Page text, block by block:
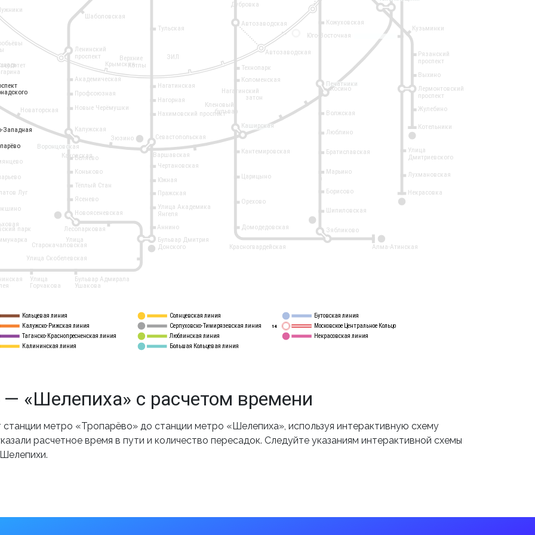
Кольцевая линия
Калужско-Рижская линия
Таганско-Краснопресненская линия
Калининская линия
Солнцевская линия
Серпуховско-Тимирязевская линия
Люблинская линия
Бутовская линия
Московское Центральное Кольцо
Большая Кольцевая линия
Некрасовская линия
14
2
11
14
Академическая
Профсоюзная
Новые Черёмушки
Калужская
Беляево
Коньково
Тёплый Стан
Ясенево
Новоясеневская
Нагатинская
Нагорная
Нахимовский проспект
Севастопольская
Чертановская
Южная
Пражская
Улица Академика
Янгеля
ЗИЛ
Верхние
Котлы
Крымская
Кузьминки
Рязанский
проспект
Выхино
Лермонтовский
проспект
Жулебино
Котельники
Кожуховская
Печатники
Волжская
Люблино
Братиславская
Марьино
Борисово
Шипиловская
Зябликово
Технопарк
Коломенская
Каширская
Кантемировская
Царицыно
Орехово
Домодедовская
Красногвардейская Алма-Атинская
Ленинский
проспект
Шаболовская
Аннино
Бульвар Дмитрия
Донского
Западная
Варшавская
Тульская
парк Лесопарковая
Улица
Старокачаловская
Улица Скобелевская
Бульвар Адмирала
Ушакова
Улица
Горчакова
Дубровка
Автозаводская
Каховская
Улица
Дмитриевского
Лухмановская
Некрасовка
Косино
Луг
Новаторская
Зюзино
Воронцовская
Автозаводская
Юго-Восточная
Кленовый
бульвар
Нагатинский
затон
Западная
«Шелепиха» с расчетом времени
метро «Тропарёво» до станции метро «Шелепиха», используя интерактивную схему
расчетное время в пути и количество пересадок. Следуйте указаниям интерактивной схемы